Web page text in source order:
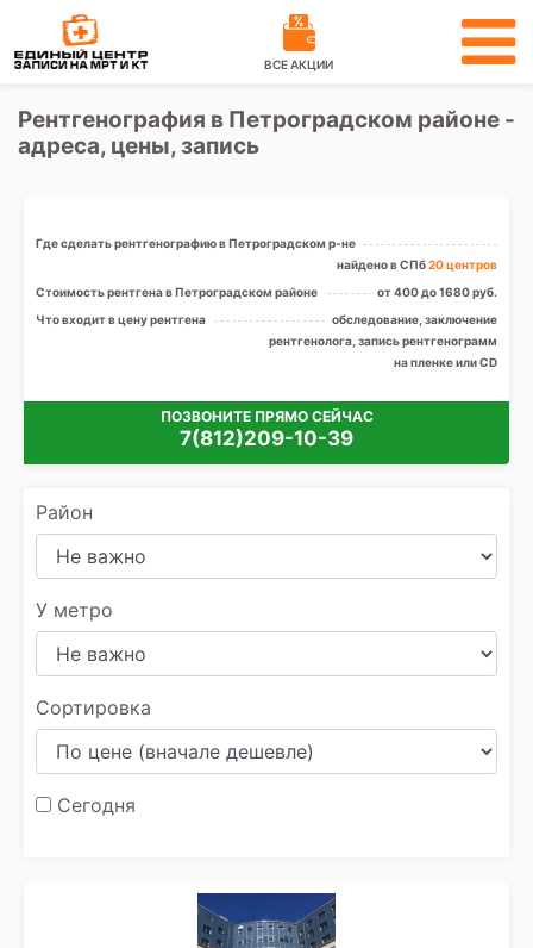
ВСЕ АКЦИИ
Рентгенография в Петроградском районе -
адреса, цены, запись
Где сделать рентгенографию в Петроградском р-не
найдено в СПб20 центров
Стоимость рентгена в Петроградском районе
от 400 до 1680 руб.
Что входит в цену рентгена
обследование, заключение
рентгенолога, запись рентгенограмм
на пленке или CD
ПОЗВОНИТЕ ПРЯМО СЕЙЧАС
7(812)209-10-39
Район
У метро
Сортировка
Сегодня